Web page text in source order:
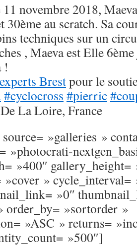
11 novembre 2018,
30ème au scratch. Sa
techniques sur un
, Maeva est Elle
!
Brestpour le
#cyclocross #pierric#
La Loire, France
source= »galleries »
»photocrati-
»400″ gallery_height=
»cover » cycle_interval=
»0″
order_by= »sortorder »
»ASC » returns=
»500″]